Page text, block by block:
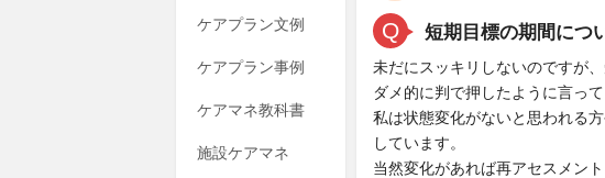
ケアプラン文例
ケアプラン事例
ケアマネ教科書
施設ケアマネ
Q 短期目標の期間につ
未だにスッキリしないのですが
ダメ的に判で押したように言っ
私は状態変化がないと思われる
しています。
当然変化があれば再アセスメン